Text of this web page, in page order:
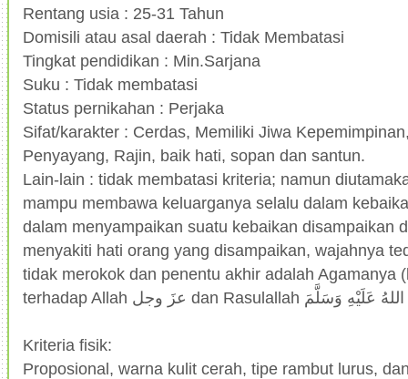
Rentang usia : 25-31 Tahun
Domisili atau asal daerah : Tidak Membatasi
Tingkat pendidikan : Min.Sarjana
Suku : Tidak membatasi
Status pernikahan : Perjaka
Sifat/karakter : Cerdas, Memiliki Jiwa
Penyayang, Rajin, baik hati, sopan dan santun.
Lain-lain : tidak membatasi kriteria; namun
mampu membawa keluarganya selalu dalam
dalam menyampaikan suatu kebaikan disampaikan
menyakiti hati orang yang disampaikan, wajahnya
tidak merokok dan penentu akhir adalah Agamanya
Kriteria fisik:
Proposional, warna kulit cerah, tipe rambut lurus,